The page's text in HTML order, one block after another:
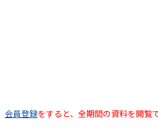
会員登録をすると、全期間の資料を閲覧